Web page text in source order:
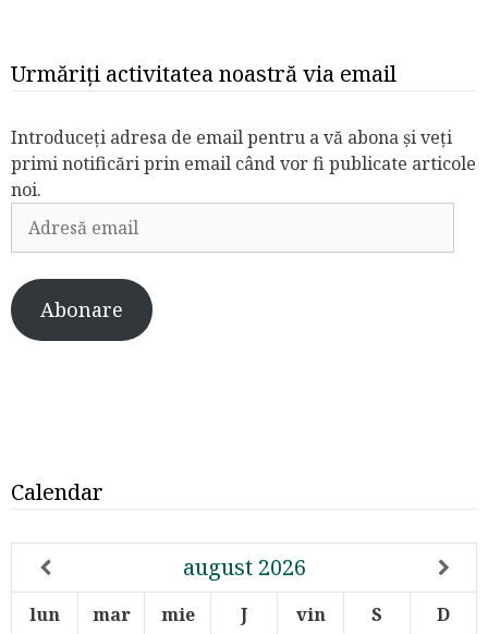
Urmăriți activitatea noastră via email
Introduceți adresa de email pentru a vă abona și veți
primi notificări prin email când vor fi publicate articole
noi.
Adresă
email
Abonare
Calendar
august 2026
lun mar mie J vin S
D